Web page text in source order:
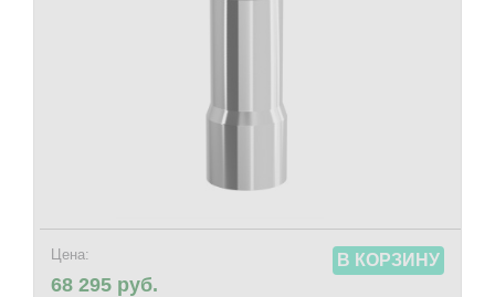
Цена:
68 295 руб.
В КОРЗИНУ